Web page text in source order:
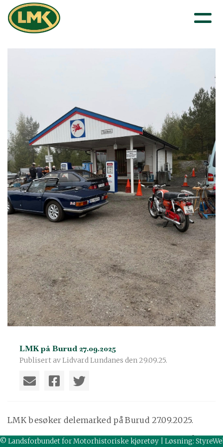
LMK på Burud 27.09.2025
Publisert av Lidvard Lundanes den 29.09.25.
LMK besøker delemarked på Burud 27.09.2025.
Det var litt kaldt i været, men høy stemning på
© Landsforbundet for Motorhistoriske kjøretøy | Løsning: